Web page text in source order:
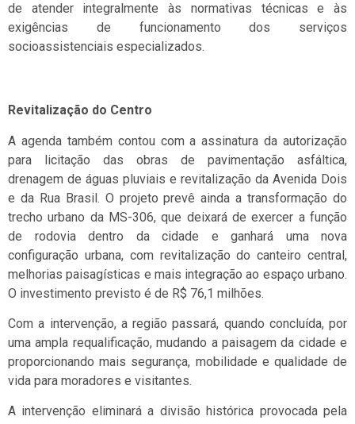
de atender integralmente às normativas técnicas e às
exigências de funcionamento dos serviços
socioassistenciais especializados.
Revitalização do Centro
A agenda também contou com a assinatura da autorização
para licitação das obras de pavimentação asfáltica,
drenagem de águas pluviais e revitalização da Avenida Dois
e da Rua Brasil. O projeto prevê ainda a transformação do
trecho urbano da MS-306, que deixará de exercer a função
de rodovia dentro da cidade e ganhará uma nova
configuração urbana, com revitalização do canteiro central,
melhorias paisagísticas e mais integração ao espaço urbano.
O investimento previsto é de R$ 76,1 milhões.
Com a intervenção, a região passará, quando concluída, por
uma ampla requalificação, mudando a paisagem da cidade e
proporcionando mais segurança, mobilidade e qualidade de
vida para moradores e visitantes.
A intervenção eliminará a divisão histórica provocada pela